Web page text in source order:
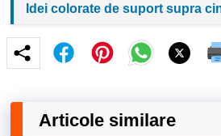
Idei colorate de suport supra
Articole similare